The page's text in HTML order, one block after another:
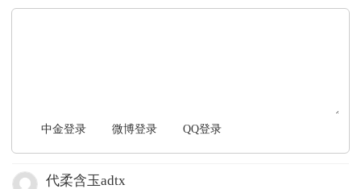
中金登录 微博登录 QQ登录
代柔含玉adtx